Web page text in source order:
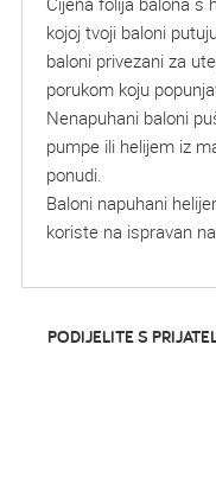
kojoj tvoji baloni
baloni privezani za
porukom koju
Nenapuhani baloni
pumpe ili helijem iz
ponudi.
Baloni napuhani
koriste na ispravan
PODIJELITE S